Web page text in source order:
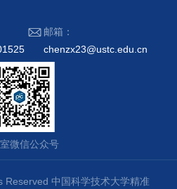
邮箱：
chenzx23@ustc.edu.cn
微信公众号
Reserved 中国科学技术大学精准